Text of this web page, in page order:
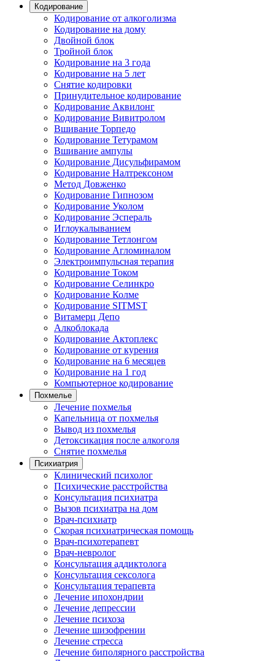
Кодирование
Кодирование от алкоголизма
Кодирование на дому
Двойной блок
Тройной блок
Кодирование на 3 года
Кодирование на 5 лет
Снятие кодировки
Принудительное кодирование
Кодирование Аквилонг
Кодирование Вивитролом
Вшивание Торпедо
Кодирование Тетурамом
Вшивание ампулы
Кодирование Дисульфирамом
Кодирование Налтрексоном
Метод Довженко
Кодирование Гипнозом
Кодирование Уколом
Кодирование Эспераль
Иглоукалыванием
Кодирование Тетлонгом
Кодирование Агломиналом
Электроимпульсная терапия
Кодирование Током
Кодирование Селинкро
Кодирование Колме
Кодирование SITMST
Витамерц Депо
Алкоблокада
Кодирование Актоплекс
Кодирование от курения
Кодирование на 6 месяцев
Кодирование на 1 год
Компьютерное кодирование
Похмелье
Лечение похмелья
Капельница от похмелья
Вывод из похмелья
Детоксикация после алкоголя
Снятие похмелья
Психиатрия
Клинический психолог
Психические расстройства
Консультация психиатра
Вызов психиатра на дом
Врач-психиатр
Скорая психиатрическая помощь
Врач-психотерапевт
Врач-невролог
Консультация аддиктолога
Консультация сексолога
Консультация терапевта
Лечение ипохондрии
Лечение депрессии
Лечение психоза
Лечение шизофрении
Лечение стресса
Лечение биполярного расстройства